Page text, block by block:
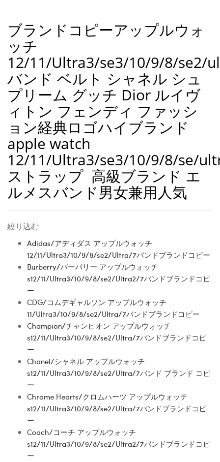
ブランドコピーアップルウォ
ッチ
12/11/Ultra3/se3/10/9/8/se2/
バンド ベルト シャネル シュ
プリーム グッチ Dior ルイヴ
ィトン フェンディ ファッシ
ョン経典ロゴハイブランド
apple watch
12/11/Ultra3/se3/10/9/8/se/
ストラップ 高級ブランド エ
ルメスバンド男女兼用人気
絞り込む
Adidas/アディダス アップルウォッチ
12/11/Ultra3/10/9/8/se2/Ultra/7バンドブランドコピー
Burberry/バーバリー アップルウォッチ
s12/11/Ultra3/10/9/8/se2/Ultra2/7バンドブランドコピ
ー
CDG/コムデギャルソン アップルウォッチ
11/Ultra3/10/9/8/se2/Ultra/7バンドブランドコピー
Champion/チャンピオン アップルウォッチ
s12/11/Ultra3/10/9/8/se2/Ultra/7バンドブランドコピ
ー
Chanel/シャネル アップルウォッチ
s12/11/Ultra3/10/9/8/se2/Ultra/7バンド ブランド コピ
ー
Chrome Hearts/クロムハーツ アップルウォッチ
s12/11/Ultra3/10/9/8/se2/Ultra/7バンドブランドコピ
ー
Coach/コーチ アップルウォッチ
s12/11/Ultra3/10/9/8/se2/Ultra2/7バンドブランドコピ
ー